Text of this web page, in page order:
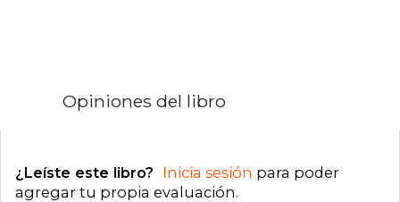
Opiniones del libro
¿Leíste este libro? Inicia sesión para poder
agregar tu propia evaluación.